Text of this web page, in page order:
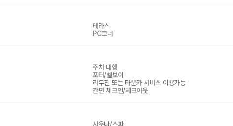
테라스
PC코너
주차 대행
포터/벨보이
리무진 또는 타운카 서비스 이용가능
간편 체크인/체크아웃
사우나/스파